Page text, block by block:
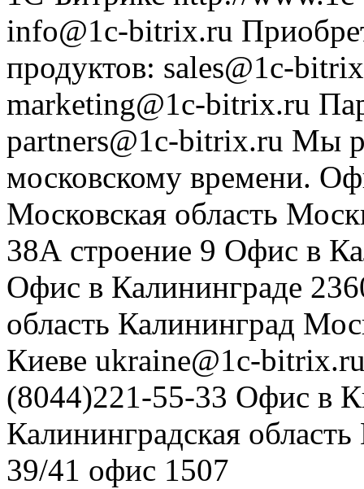
info@1c-bitrix.ru
продуктов: sales@1c-
marketing@1c-bitrix.ru
partners@1c-bitrix.ru Мы
московскому времени.
Московская область
38А строение 9 Офис в
Офис в Калининграде
область Калининград
Киеве ukraine@1c-
(8044)221-55-33 Офис в
Калининградская область
39/41 офис 1507